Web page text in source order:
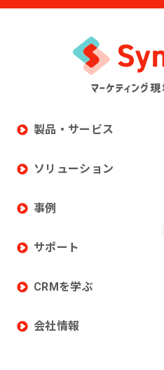
製品・サービス
ソリューション
事例
サポート
CRMを学ぶ
会社情報